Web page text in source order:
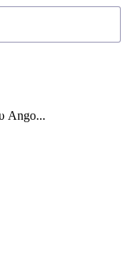
Ango...